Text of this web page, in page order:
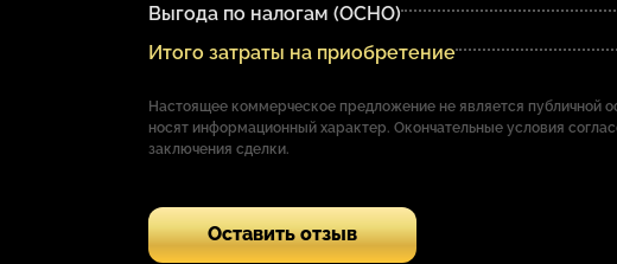
Выгода по налогам (ОСНО)
Итого затраты на приобретение
Настоящее коммерческое предложение не является публичной
носят информационный характер. Окончательные условия
заключения сделки.
Оставить отзыв